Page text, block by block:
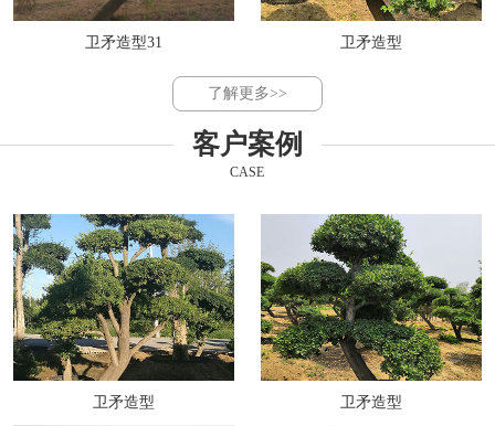
卫矛造型31 卫矛造型
了解更多>>
客户案例
CASE
卫矛造型 卫矛造型